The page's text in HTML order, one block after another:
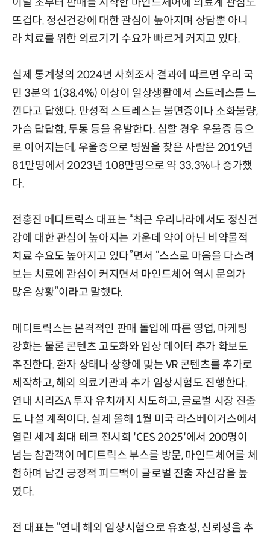
뜨겁다. 정신건강에 대한 관심이 높아지며 상담뿐 아니
라 치료를 위한 의료기기 수요가 빠르게 커지고 있다.
실제 통계청의 2024년 사회조사 결과에 따르면 우리 국
민 3분의 1(38.4%) 이상이 일상생활에서 스트레스를 느
낀다고 답했다. 만성적 스트레스는 불면증이나 소화불량,
가슴 답답함, 두통 등을 유발한다. 심할 경우 우울증 등으
로 이어지는데, 우울증으로 병원을 찾은 사람은 2019년
81만명에서 2023년 108만명으로 약 33.3%나 증가했
다.
전홍진 메디트릭스 대표는 “최근 우리나라에서도 정신건
강에 대한 관심이 높아지는 가운데 약이 아닌 비약물적
치료 수요도 높아지고 있다”면서 “스스로 마음을 다스려
보는 치료에 관심이 커지면서 마인드체어 역시 문의가
많은 상황”이라고 말했다.
메디트릭스는 본격적인 판매 돌입에 따른 영업, 마케팅
강화는 물론 콘텐츠 고도화와 임상 데이터 추가 확보도
추진한다. 환자 상태나 상황에 맞는 VR 콘텐츠를 추가로
제작하고, 해외 의료기관과 추가 임상시험도 진행한다.
연내 시리즈A 투자 유치까지 시도하고, 글로벌 시장 진출
도 나설 계획이다. 실제 올해 1월 미국 라스베이거스에서
열린 세계 최대 테크 전시회 'CES 2025'에서 200명이
넘는 참관객이 메디트릭스 부스를 방문, 마인드체어를 체
험하며 남긴 긍정적 피드백이 글로벌 진출 자신감을 높
였다.
전 대표는 “연내 해외 임상시험으로 유효성, 신뢰성을 추